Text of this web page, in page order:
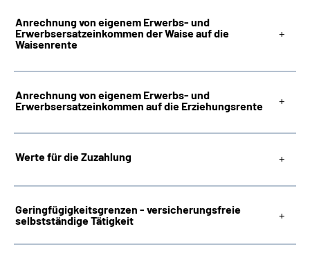
Anrechnung von eigenem Erwerbs- und
Erwerbsersatzeinkommen der Waise auf die
Waisenrente
Anrechnung von eigenem Erwerbs- und
Erwerbsersatzeinkommen auf die Erziehungsrente
Werte für die Zuzahlung
Geringfügigkeitsgrenzen - versicherungsfreie
selbstständige Tätigkeit